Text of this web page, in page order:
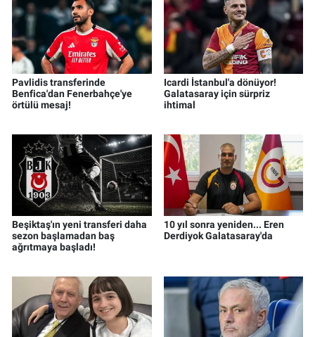
Pavlidis transferinde
Benfica'dan Fenerbahçe'ye
örtülü mesaj!
Icardi İstanbul'a dönüyor!
Galatasaray için sürpriz
ihtimal
Beşiktaş'ın yeni transferi daha
sezon başlamadan baş
ağrıtmaya başladı!
10 yıl sonra yeniden... Eren
Derdiyok Galatasaray'da